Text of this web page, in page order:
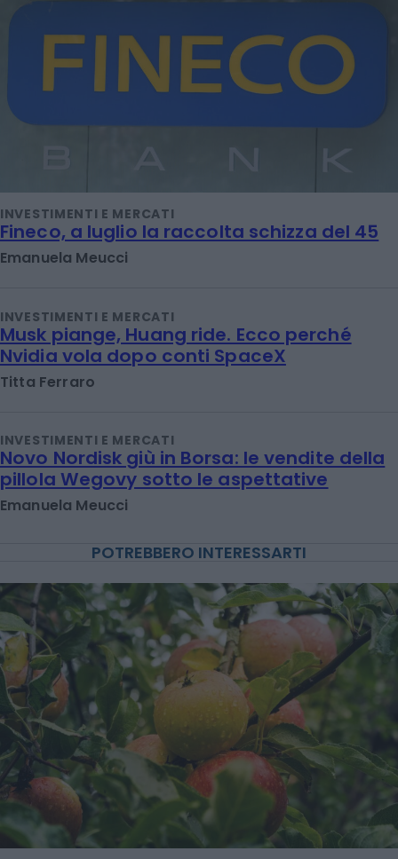
INVESTIMENTI E MERCATI
Fineco, a luglio la raccolta schizza del 45
Emanuela Meucci
INVESTIMENTI E MERCATI
Musk piange, Huang ride. Ecco perché
Nvidia vola dopo conti SpaceX
Titta Ferraro
INVESTIMENTI E MERCATI
Novo Nordisk giù in Borsa: le vendite della
pillola Wegovy sotto le aspettative
Emanuela Meucci
POTREBBERO INTERESSARTI